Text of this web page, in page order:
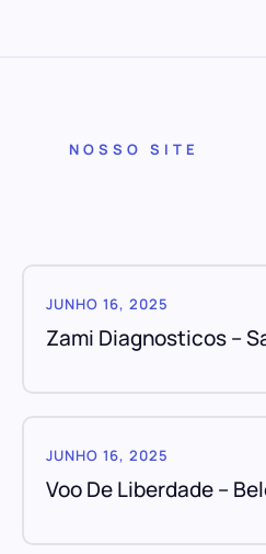
NOSSO SITE
JUNHO 16, 2025
Zami Diagnosticos –
JUNHO 16, 2025
Voo De Liberdade –